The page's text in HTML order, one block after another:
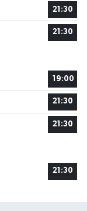
21:30
21:30
19:00
21:30
21:30
21:30